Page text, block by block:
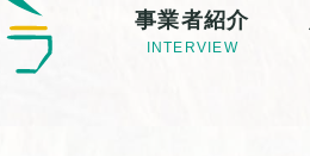
事業者紹介
INTERVIEW